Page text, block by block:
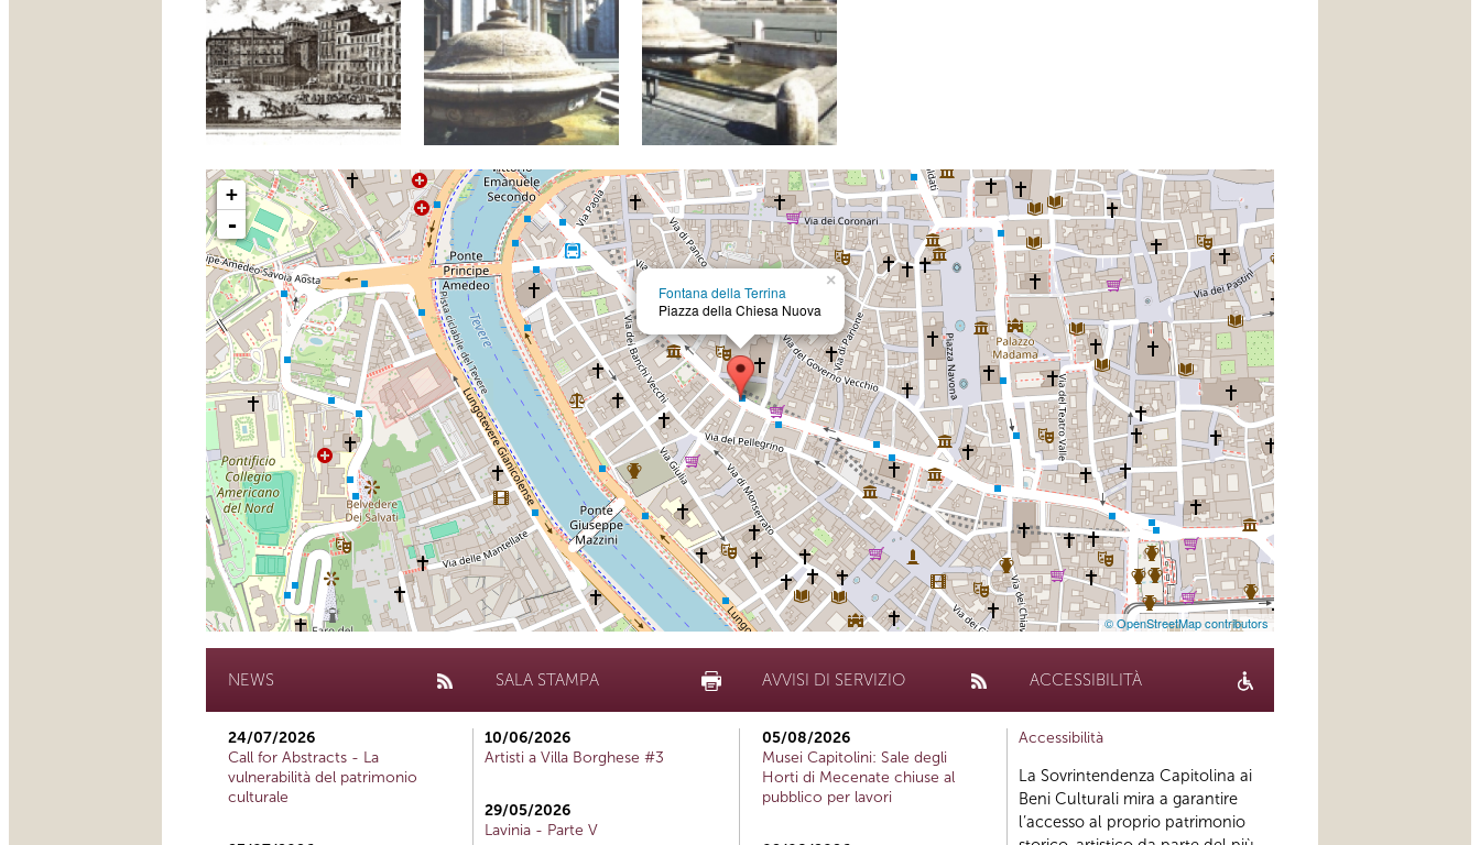
×
Fontana della Terrina
Piazza della Chiesa Nuova
+
-
© OpenStreetMap contributors
NEWS
24/07/2026
Call for Abstracts - La
vulnerabilità del patrimonio
culturale
SALA STAMPA
10/06/2026
Artisti a Villa Borghese #3
29/05/2026
Lavinia - Parte V
AVVISI DI SERVIZIO
05/08/2026
Musei Capitolini: Sale degli
Horti di Mecenate chiuse al
pubblico per lavori
ACCESSIBILITÀ
Accessibilità
La Sovrintendenza Capitolina ai
Beni Culturali mira a garantire
l’accesso al proprio patrimonio